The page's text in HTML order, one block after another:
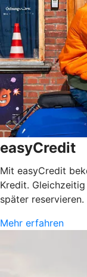
easyCredit
Mit easyCredit
Kredit.
später
Mehr erfahren